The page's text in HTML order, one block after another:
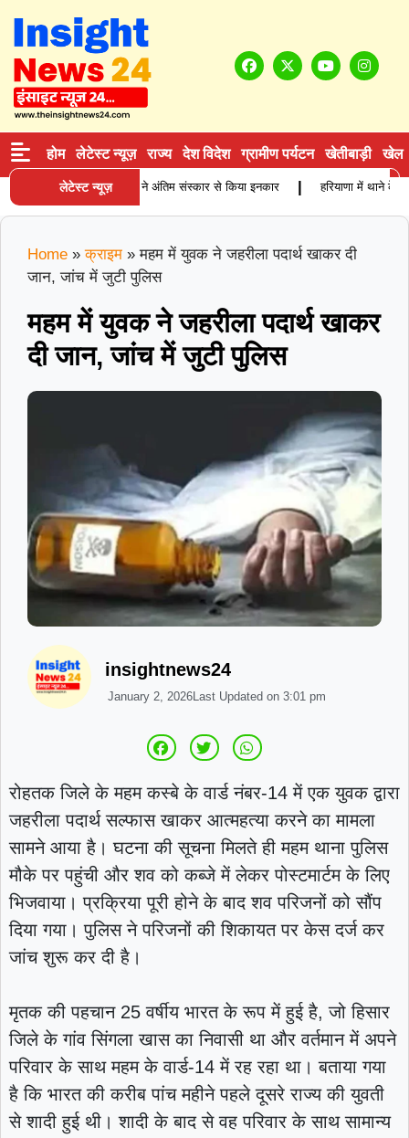
होम लेटेस्ट न्यूज़ राज्य देश विदेश ग्रामीण पर्यटन खेतीबाड़ी खेल
लेटेस्ट न्यूज़
कारोबारी की मौत, बेटियों ने अंतिम संस्कार से किया इनकार हरियाणा में थाने के
Home » क्राइम »महम में युवक ने जहरीला पदार्थ खाकर दी
जान, जांच में जुटी पुलिस
महम में युवक ने जहरीला पदार्थ खाकर
दी जान, जांच में जुटी पुलिस
insightnews24
January 2, 2026Last Updated on 3:01 pm
रोहतक जिले के महम कस्बे के वार्ड नंबर-14 में एक युवक द्वारा
जहरीला पदार्थ सल्फास खाकर आत्महत्या करने का मामला
सामने आया है। घटना की सूचना मिलते ही महम थाना पुलिस
मौके पर पहुंची और शव को कब्जे में लेकर पोस्टमार्टम के लिए
भिजवाया। प्रक्रिया पूरी होने के बाद शव परिजनों को सौंप
दिया गया। पुलिस ने परिजनों की शिकायत पर केस दर्ज कर
जांच शुरू कर दी है।
मृतक की पहचान 25 वर्षीय भारत के रूप में हुई है, जो हिसार
जिले के गांव सिंगला खास का निवासी था और वर्तमान में अपने
परिवार के साथ महम के वार्ड-14 में रह रहा था। बताया गया
है कि भारत की करीब पांच महीने पहले दूसरे राज्य की युवती
से शादी हुई थी। शादी के बाद से वह परिवार के साथ सामान्य